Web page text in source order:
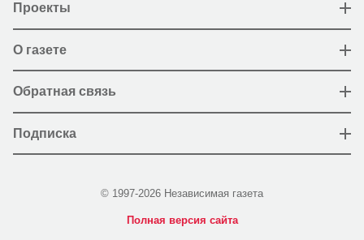
Проекты
О газете
Обратная связь
Подписка
© 1997-2026 Независимая газета
Полная версия сайта